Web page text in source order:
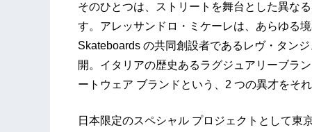
そのひとつは、ストリートを舞台とした異な
す。アレッサンドロ・ミケーレは、あらゆる
Skateboards の共同創設者であるレヴ・タン
開。イタリアの歴史あるラグジュアリーブラ
ートウェア ブランドという、2 つの異才をそ
日本限定のスペシャル プロジェクトとして東